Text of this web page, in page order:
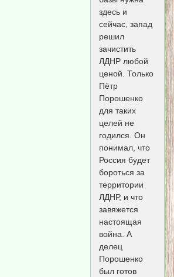
здесь и
сейчас, запад
решил
зачистить
ЛДНР любой
ценой. Только
Пётр
Порошенко
для таких
целей не
годился. Он
понимал, что
Россия будет
бороться за
территории
ЛДНР, и что
завяжется
настоящая
война. А
делец
Порошенко
был готов